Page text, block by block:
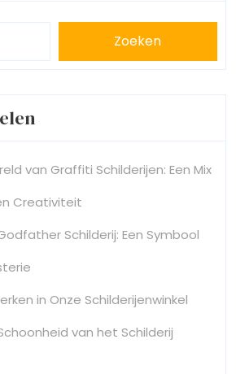
Zoeken
van Graffiti Schilderijen: Een Mix
Creativiteit
Schilderij: Een Symbool
in Onze Schilderijenwinkel
van het Schilderij